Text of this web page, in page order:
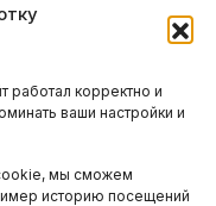
работал корректно и
ваши настройки и
мы сможем
историю посещений